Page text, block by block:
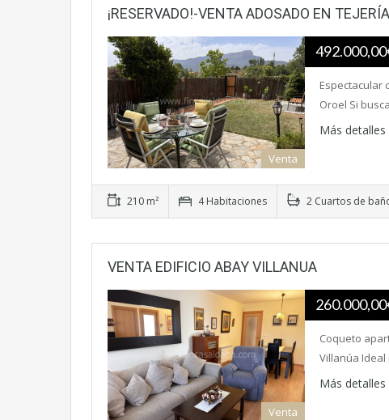
¡RESERVADO!-VENTA ADOSADO EN TEJERÍA
Venta
Espectacular
Oroel Si
Más detalles
210 m² 4 Habitaciones 2 Cuartos de
VENTA EDIFICIO ABAY VILLANUA
Venta
Coqueto
Villanúa
Más detalles